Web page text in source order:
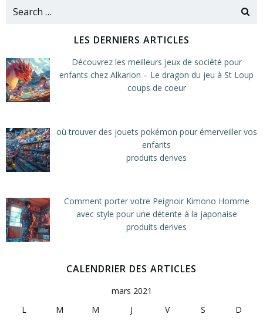
Search
LES DERNIERS ARTICLES
Découvrez les meilleurs jeux de société pour
enfants chez Alkarion – Le dragon du jeu à St Loup
coups de coeur
où trouver des jouets pokémon pour émerveiller vos
enfants
produits derives
Comment porter votre Peignoir Kimono Homme
avec style pour une détente à la japonaise
produits derives
CALENDRIER DES ARTICLES
mars 2021
L
M M J V S
D